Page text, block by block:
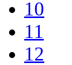
10
11
12